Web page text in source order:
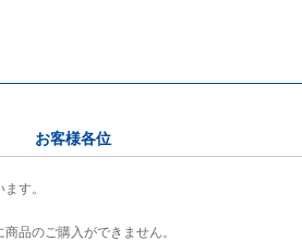
お客様各位
す。
品のご購入ができません。